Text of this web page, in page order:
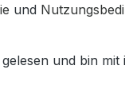
und
gelesen und bin mit